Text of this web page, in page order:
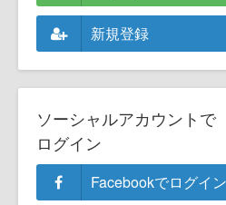
新規登録
ソーシャルアカウントで
ログイン
Facebookでログイン